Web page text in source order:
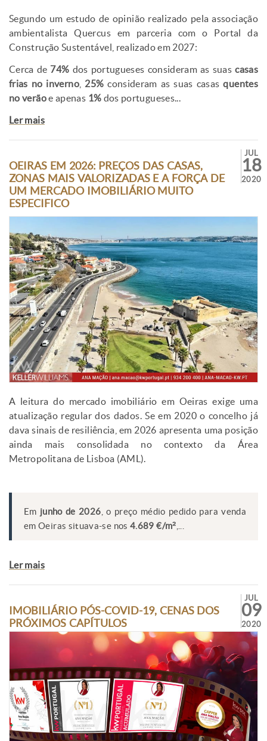
Segundo um estudo de opinião realizado pela associação
ambientalista Quercus em parceria com o Portal da
Construção Sustentável, realizado em 2027:
Cerca de 74% dos portugueses consideram as suascasas
frias no inverno, 25% consideram as suas casasquentes
no verãoe apenas 1% dos portugueses...
Ler mais
OEIRAS EM 2026: PREÇOS DAS CASAS,
ZONAS MAIS VALORIZADAS E A FORÇA DE
UM MERCADO IMOBILIÁRIO MUITO
ESPECIFICO
JUL
18
2020
A leitura do mercado imobiliário em Oeiras exige uma
atualização regular dos dados. Se em 2020 o concelho já
dava sinais de resiliência, em 2026 apresenta uma posição
ainda mais consolidada no contexto da Área
Metropolitana de Lisboa (AML).
Em junho de 2026 , o preço médio pedido para venda
em Oeiras situava-se nos 4.689 €/m²
Ler mais
IMOBILIÁRIO PÓS-COVID-19, CENAS DOS
PRÓXIMOS CAPÍTULOS
JUL
09
2020